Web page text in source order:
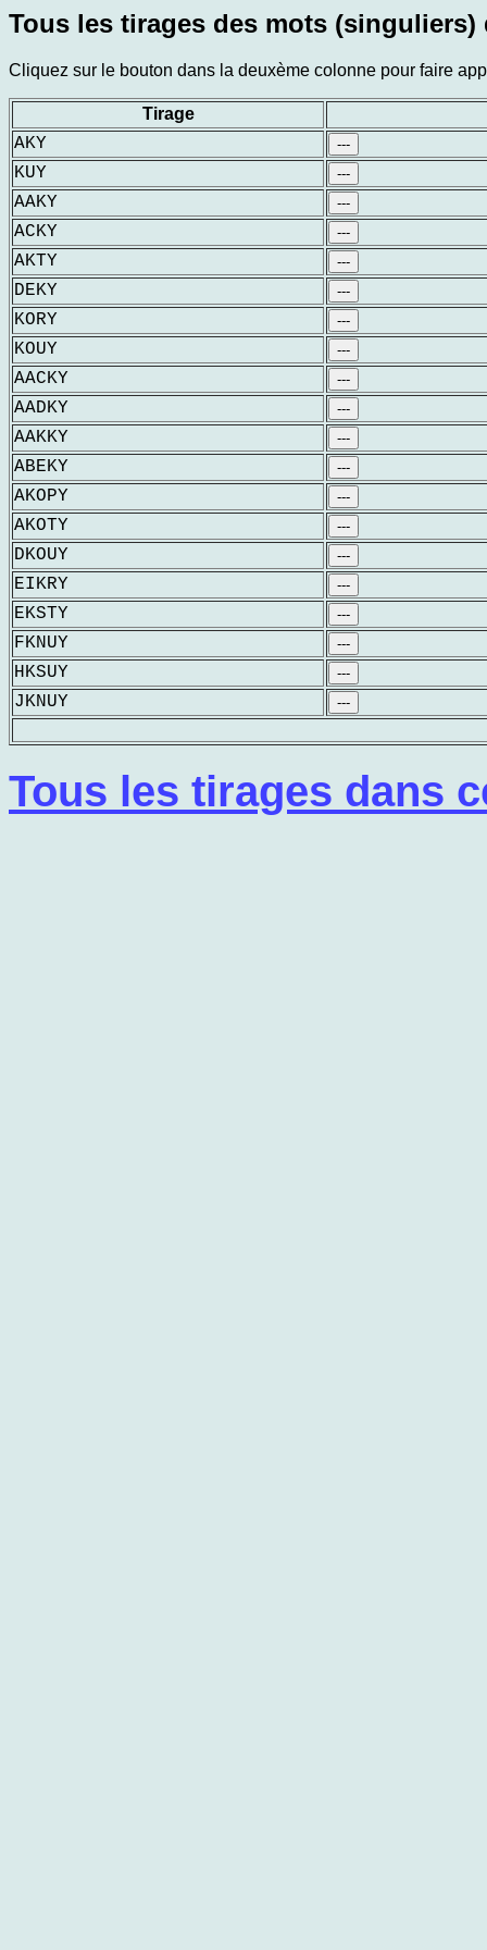
Tous les tirages des mots (singuliers)
Cliquez sur le bouton dans la deuxème colonne pour faire
Tirage
AKY ---
KUY ---
AAKY ---
ACKY ---
AKTY ---
DEKY ---
KORY ---
KOUY ---
AACKY ---
AADKY ---
AAKKY ---
ABEKY ---
AKOPY ---
AKOTY ---
DKOUY ---
EIKRY ---
EKSTY ---
FKNUY ---
HKSUY ---
JKNUY ---
Tous les tirages dans